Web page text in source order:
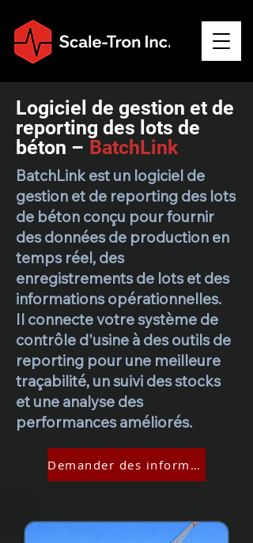
Logiciel de gestion et de
reporting des lots de
béton – BatchLink
BatchLink est un logiciel de
gestion et de reporting des lots
de béton conçu pour fournir
des données de production en
temps réel, des
enregistrements de lots et des
informations opérationnelles.
Il connecte votre système de
contrôle d'usine à des outils de
reporting pour une meilleure
traçabilité, un suivi des stocks
et une analyse des
performances améliorés.
Demander des informations